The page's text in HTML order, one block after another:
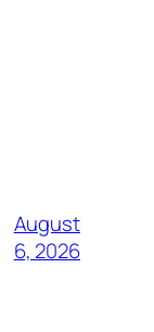
August
6, 2026